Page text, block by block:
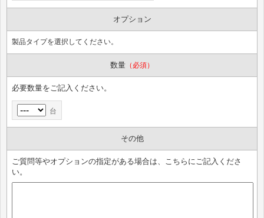
オプション
製品タイプを選択してください。
数量 （必須）
必要数量をご記入ください。
台
その他
ご質問等やオプションの指定がある場合は、こちらにご記入くださ
い。